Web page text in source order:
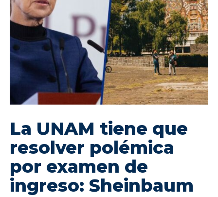
La UNAM tiene que
resolver polémica
por examen de
ingreso: Sheinbaum